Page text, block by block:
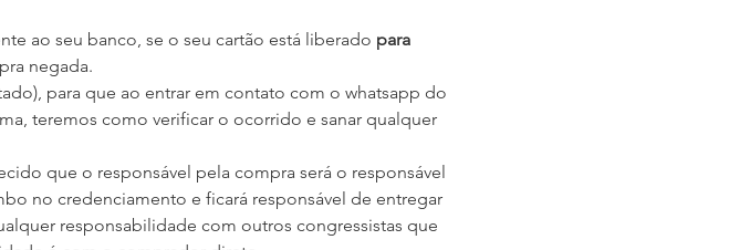
ao seu banco, se o seu cartão está liberado para
negada.
para que ao entrar em contato com o whatsapp do
teremos como verificar o ocorrido e sanar qualquer
que o responsável pela compra será o responsável
no credenciamento e ficará responsável de entregar
responsabilidade com outros congressistas que